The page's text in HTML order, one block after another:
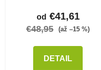
od €41,61
€48,95 (až –15 %)
DETAIL